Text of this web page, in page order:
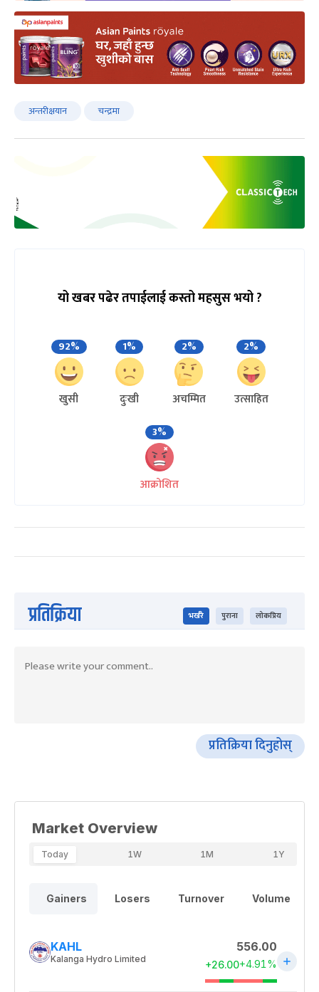
अन्तरीक्षयान चन्द्रमा
यो खबर पढेर तपाईलाई कस्तो महसुस भयो ?
92%
खुसी
1%
दुःखी
2%
अचम्मित
2%
उत्साहित
3%
आक्रोशित
प्रतिक्रिया भर्खरै पुराना लोकप्रिय
प्रतिक्रिया दिनुहोस्